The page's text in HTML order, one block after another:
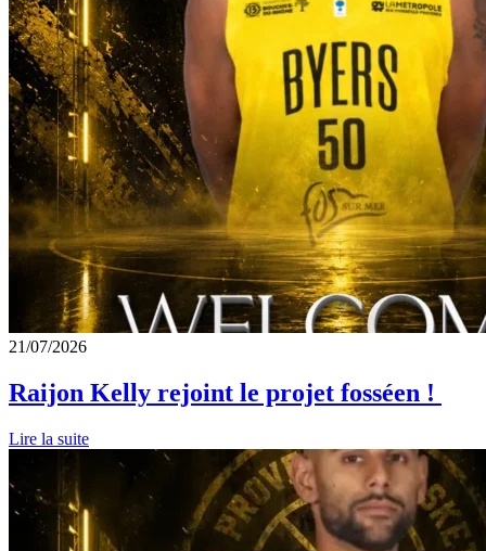
21/07/2026
Raijon Kelly rejoint le projet fosséen !
Lire la suite